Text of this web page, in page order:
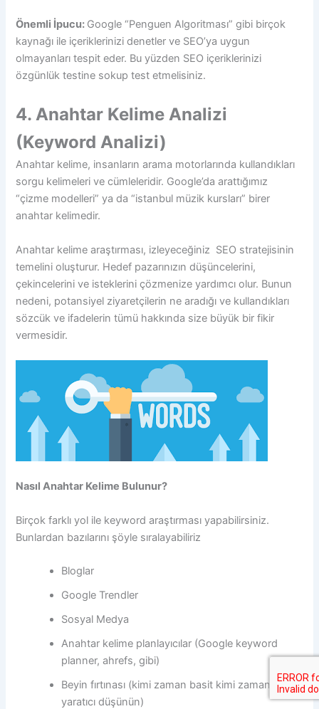
Önemli İpucu: Google “Penguen Algoritması” gibi birçok
kaynağı ile içeriklerinizi denetler ve SEO’ya uygun
olmayanları tespit eder. Bu yüzden SEO içeriklerinizi
özgünlük testine sokup test etmelisiniz.
4. Anahtar Kelime Analizi
(Keyword Analizi)
Anahtar kelime, insanların arama motorlarında kullandıkları
sorgu kelimeleri ve cümleleridir. Google’da arattığımız
“çizme modelleri” ya da “istanbul müzik kursları” birer
anahtar kelimedir.
Anahtar kelime araştırması, izleyeceğiniz SEO stratejisinin
temelini oluşturur. Hedef pazarınızın düşüncelerini,
çekincelerini ve isteklerini çözmenize yardımcı olur. Bunun
nedeni, potansiyel ziyaretçilerin ne aradığı ve kullandıkları
sözcük ve ifadelerin tümü hakkında size büyük bir fikir
vermesidir.
Nasıl Anahtar Kelime Bulunur?
Birçok farklı yol ile keyword araştırması yapabilirsiniz.
Bunlardan bazılarını şöyle sıralayabiliriz
Bloglar
Google Trendler
Sosyal Medya
Anahtar kelime planlayıcılar (Google keyword
planner, ahrefs, gibi)
Beyin fırtınası (kimi zaman basit kimi zaman
yaratıcı düşünün)